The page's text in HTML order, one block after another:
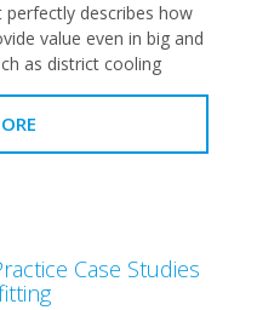
perfectly describes how
provide value even in big and
such as district cooling.
MORE
Practice Case Studies